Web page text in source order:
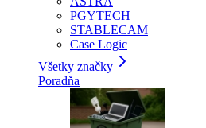
PGYTECH
STABLECAM
Case Logic
Všetky značky
Poradňa